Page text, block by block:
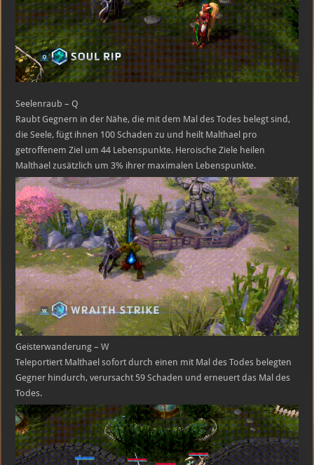
Seelenraub – Q
Raubt Gegnern in der Nähe, die mit dem Mal des Todes belegt sind,
die Seele, fügt ihnen 100 Schaden zu und heilt Malthael pro
getroffenem Ziel um 44 Lebenspunkte. Heroische Ziele heilen
Malthael zusätzlich um 3% ihrer maximalen Lebenspunkte.
Geisterwanderung – W
Teleportiert Malthael sofort durch einen mit Mal des Todes belegten
Gegner hindurch, verursacht 59 Schaden und erneuert das Mal des
Todes.